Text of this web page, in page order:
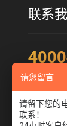
联系
地址：深
请您留言
请留下您的
联系！